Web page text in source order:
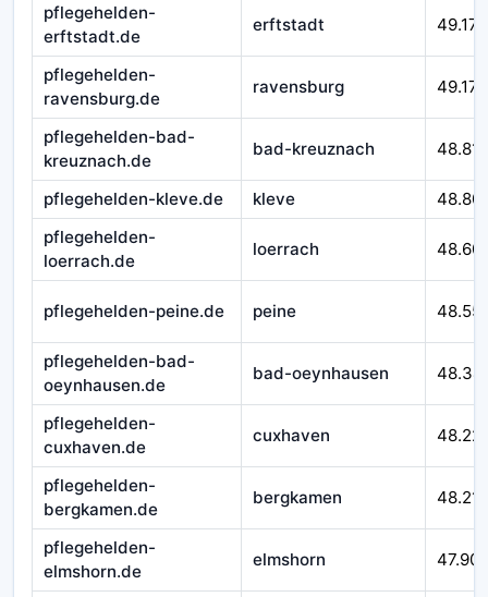
pflegehelden-
erftstadt.de
erftstadt 49.179
pflegehelden-
ravensburg.de
ravensburg 49.172
pflegehelden-bad-
kreuznach.de
bad-kreuznach
pflegehelden-kleve.de kleve
pflegehelden-
loerrach.de
loerrach 48.601
pflegehelden-peine.de peine
pflegehelden-bad-
oeynhausen.de
bad-oeynhausen
pflegehelden-
cuxhaven.de
cuxhaven 48.221
pflegehelden-
bergkamen.de
bergkamen 48.218
pflegehelden-
elmshorn.de
elmshorn 47.907